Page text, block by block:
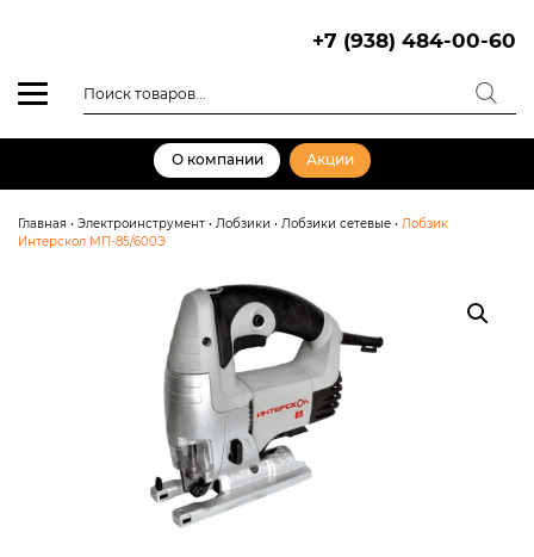
+7 (938) 484-00-60
товаров
О компании Акции
Главная • Электроинструмент • Лобзики • Лобзики сетевые • Лобзик
Интерскол МП-85/600Э